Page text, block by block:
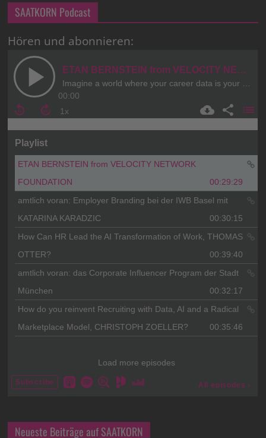
SAATKORN Podcast
Hören und abonnieren:
Neueste Beiträge auf SAATKORN